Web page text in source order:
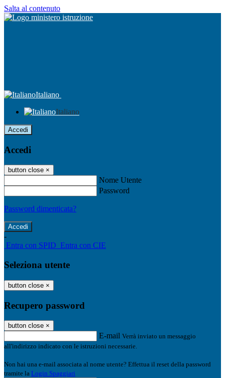
Salta al contenuto
Italiano
Italiano
Accedi
Accedi
button close ×
Nome Utente
Password
Password dimenticata?
-
Entra con SPID Entra con CIE
Seleziona utente
button close ×
Recupero password
button close ×
E-mail Verrà inviato un messaggio
all'indirizzo indicato con le istruzioni necessarie.
Non hai una e-mail associata al nome utente? Effettua il reset della password
tramite la Login Spaggiari